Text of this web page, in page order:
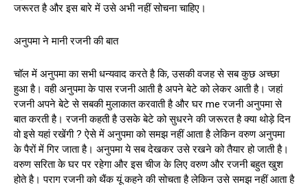
जरूरत है और इस बारे में उसे अभी नहीं सोचना चाहिए।
अनुपमा ने मानी रजनी की बात
चॉल में अनुपमा का सभी धन्यवाद करते है कि, उसकी वजह से सब कुछ अच्छा
हुआ है। वही अनुपमा के पास रजनी आती है अपने बेटे को लेकर आती है। जहां
रजनी अपने बेटे से सबकी मुलाकात करवाती है और घर me रजनी अनुपमा से
बात करती है। रजनी कहती है उसके बेटे को सुधरने की जरूरत है क्या थोड़े दिन
वो इसे यहां रखेंगी ? ऐसे में अनुपमा को समझ नहीं आता है लेकिन वरुण अनुपमा
के पैरों में गिर जाता है। अनुपमा ये सब देखकर उसे रखने को तैयार हो जाती है।
वरुण सरिता के घर पर रहेगा और इस चीज के लिए वरुण और रजनी बहुत खुश
होते है। पराग रजनी को थैंक यूं कहने की सोचता है लेकिन उसे समझ नहीं आता है